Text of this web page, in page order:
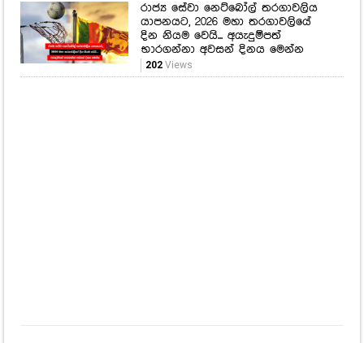
රාජ්‍ය සේවා නෙට්බෝල් තරගාවලිය
යාපනයට, 2026 මහා තරගාවලියේ
දින නියම වෙයි... අයැදුම්පත්
භාරගන්නා අවසන් දිනය මෙන්න
202Views